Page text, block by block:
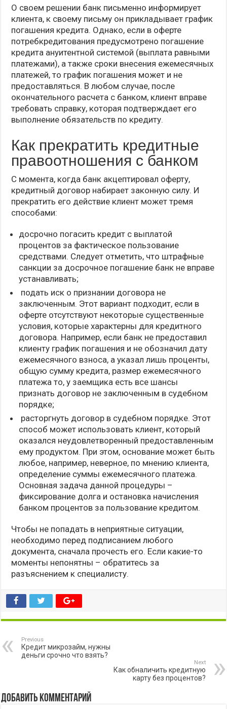
О своем решении банк письменно информирует
клиента, к своему письму он прикладывает график
погашения кредита. Однако, если в оферте
потребкредитования предусмотрено погашение
кредита ануитентной системой (выплата равными
платежами), а также сроки внесения ежемесячных
платежей, то график погашения может и не
предоставляться. В любом случае, после
окончательного расчета с банком, клиент вправе
требовать справку, которая подтверждает его
выполнение обязательств по кредиту.
Как прекратить кредитные
правоотношения с банком
С момента, когда банк акцептировал оферту,
кредитный договор набирает законную силу. И
прекратить его действие клиент может тремя
способами:
досрочно погасить кредит с выплатой
процентов за фактическое пользование
средствами. Следует отметить, что штрафные
санкции за досрочное погашение банк не вправе
устанавливать;
подать иск о признании договора не
заключенным. Этот вариант подходит, если в
оферте отсутствуют некоторые существенные
условия, которые характерны для кредитного
договора. Например, если банк не предоставил
клиенту график погашения и не обозначил дату
ежемесячного взноса, а указал лишь проценты,
общую сумму кредита, размер ежемесячного
платежа то, у заемщика есть все шансы
признать договор не заключенным в судебном
порядке;
расторгнуть договор в судебном порядке. Этот
способ может использовать клиент, который
оказался неудовлетворенный предоставленным
ему продуктом. При этом, основание может быть
любое, например, неверное, по мнению клиента,
определение суммы ежемесячного платежа.
Основная задача данной процедуры –
фиксирование долга и остановка начисления
банком процентов за пользование кредитом.
Чтобы не попадать в неприятные ситуации,
необходимо перед подписанием любого
документа, сначала прочесть его. Если какие-то
моменты непонятны – обратитесь за
разъяснением к специалисту.
Previous
Кредит микрозайм, нужны
деньги срочно что взять?
Next
Как обналичить кредитную
карту без процентов?
Добавить комментарий